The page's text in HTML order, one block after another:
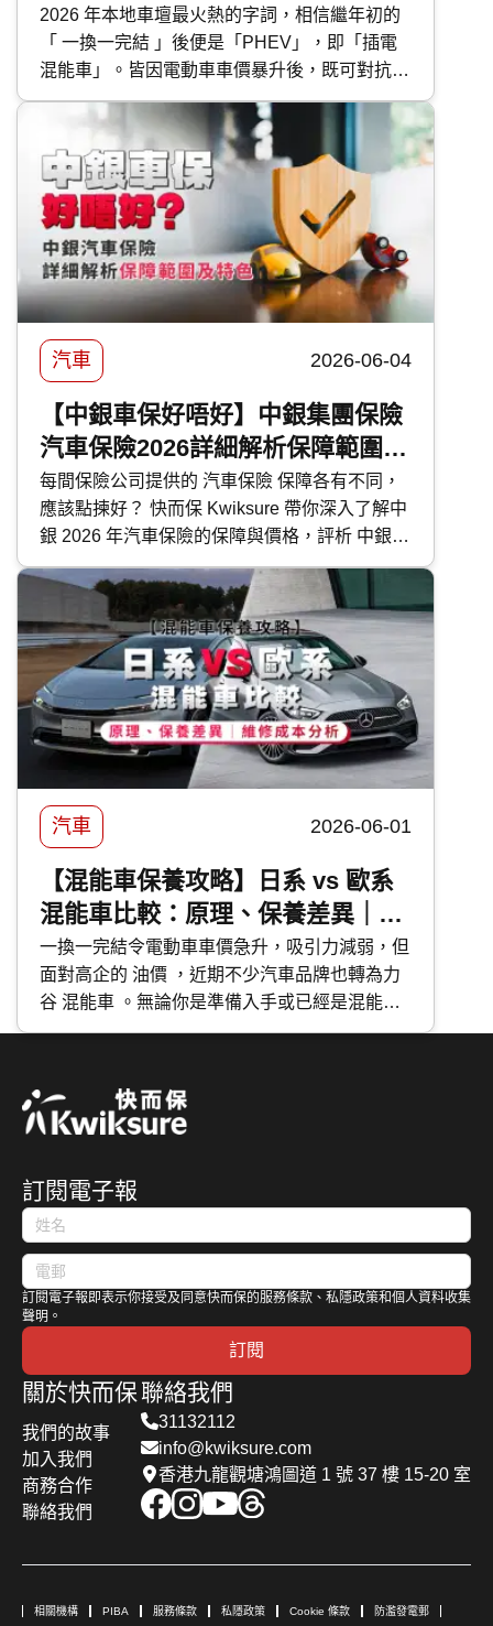
保養及使用注意事項
2026 年本地車壇最火熱的字詞，相信繼年初的
「 一換一完結 」後便是「PHEV」，即「插電
混能車」。皆因電動車車價暴升後，既可對抗油
魔又毋須為續航距離而煩惱的 PHEV 插電混能
車型，便成為各大代理力谷對象。今次 快而保
便為大家盤點本地最新的 PHEV 混能車型外，
還有選購及日常使用時的注意事項。
汽車 2026-06-04
【中銀車保好唔好】中銀集團保險
汽車保險2026詳細解析保障範圍及
特色
每間保險公司提供的 汽車保險 保障各有不同，
應該點揀好？ 快而保 Kwiksure 帶你深入了解中
銀 2026 年汽車保險的保障與價格，評析 中銀汽
車保險 優缺點，助你選擇最合適的車保方案。
汽車 2026-06-01
【混能車保養攻略】日系 vs 歐系
混能車比較：原理、保養差異｜維
修成本分析
一換一完結令電動車車價急升，吸引力減弱，但
面對高企的 油價 ，近期不少汽車品牌也轉為力
谷 混能車 。無論你是準備入手或已經是混能車
主，應該如何分辨不同種類的混能車？應該如何
歐系混能車特點及混能車保養攻略。
訂閱電子報
訂閱電子報即表示你接受及同意快而保的服務條款、私隱政策和個人資料收集
聲明。
訂閱
關於快而保
我們的故事
加入我們
商務合作
聯絡我們
聯絡我們
31132112
info@kwiksure.com
香港九龍觀塘鴻圖道 1 號 37 樓 15-20 室
相關機構 PIBA 服務條款 私隱政策 Cookie 條款 防濫發電郵